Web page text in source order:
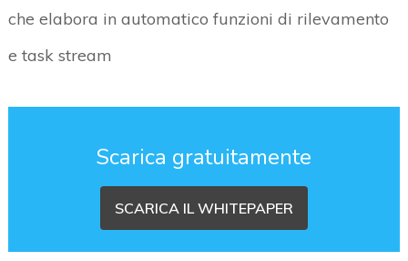
che elabora in automatico funzioni di rilevamento
e task stream
Scarica gratuitamente
SCARICA IL WHITEPAPER